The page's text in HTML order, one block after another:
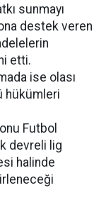
sunmayı
destek veren
etti.
ise olası
hükümleri
Futbol
devreli lig
halinde